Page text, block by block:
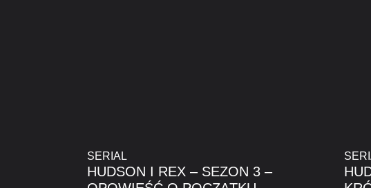
SERIAL
HUDSON I REX – SEZON 3 –